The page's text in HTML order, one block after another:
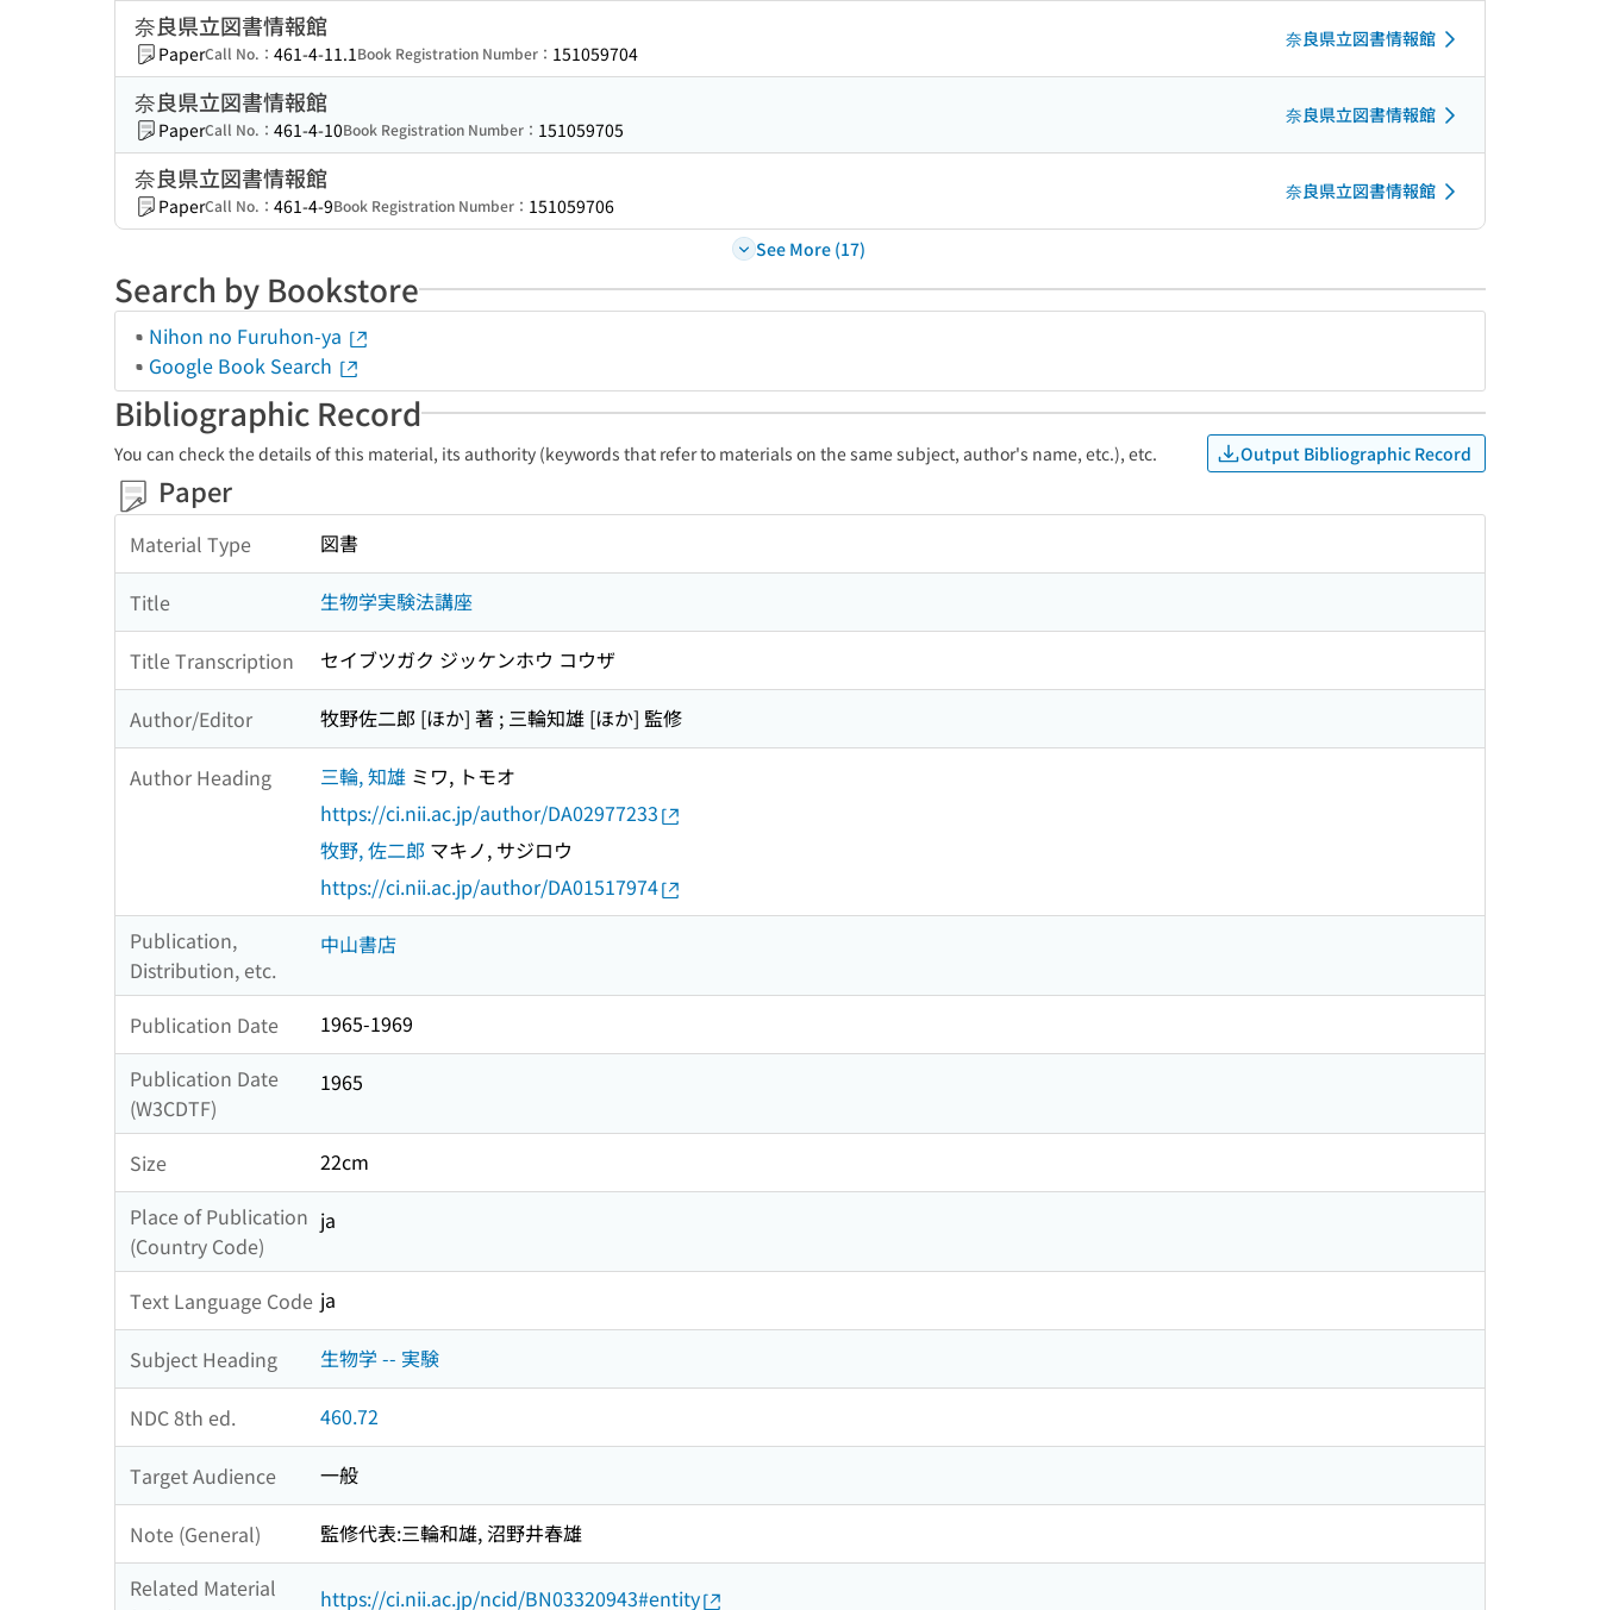
奈良県立図書情報館
PaperCall No.： 461-4-11.1Book Registration Number： 151059704
奈良県立図書情報館
奈良県立図書情報館
PaperCall No.： 461-4-10Book Registration Number： 151059705
奈良県立図書情報館
奈良県立図書情報館
PaperCall No.： 461-4-9Book Registration Number： 151059706
奈良県立図書情報館
See More (17)
Search by Bookstore
Nihon no Furuhon-ya
Google Book Search
Bibliographic Record
You can check the details of this material, its authority (keywords that refer to materials on the same subject, author's name, etc.), etc. Output Bibliographic Record
Paper
Material Type 図書
Title 生物学実験法講座
Title Transcription セイブツガク ジッケンホウ コウザ
Author/Editor 牧野佐二郎 [ほか] 著 ; 三輪知雄 [ほか] 監修
Author Heading 三輪, 知雄 ミワ, トモオ
https://ci.nii.ac.jp/author/DA02977233
牧野, 佐二郎 マキノ, サジロウ
https://ci.nii.ac.jp/author/DA01517974
Publication,
Distribution, etc.
中山書店
Publication Date
1965-1969
Publication Date
(W3CDTF)
1965
Size
22cm
Place of Publication
(Country Code)
ja
Text Language Code ja
Subject Heading 生物学 -- 実験
NDC 8th ed. 460.72
Target Audience 一般
Note (General)
監修代表:三輪和雄, 沼野井春雄
Related Material
https://ci.nii.ac.jp/ncid/BN03320943#entity